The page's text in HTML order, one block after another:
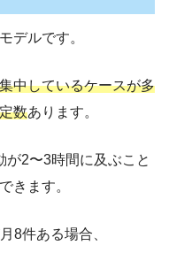
デルです。
中しているケースが多
数あります。
が2〜3時間に及ぶこと
きます。
8件ある場合、